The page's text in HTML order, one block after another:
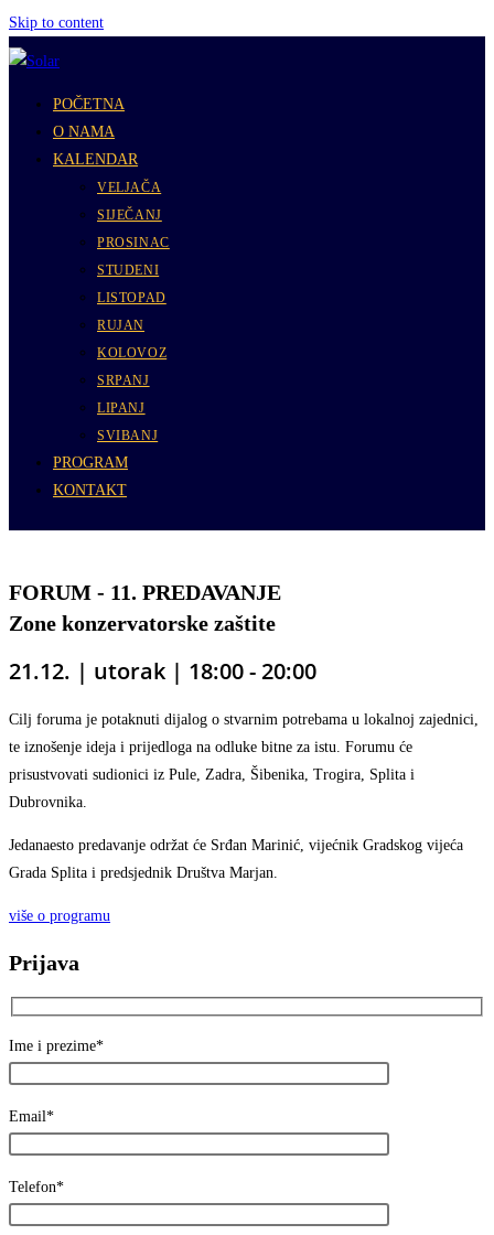
Skip to content
POČETNA
O NAMA
KALENDAR
VELJAČA
SIJEČANJ
PROSINAC
STUDENI
LISTOPAD
RUJAN
KOLOVOZ
SRPANJ
LIPANJ
SVIBANJ
PROGRAM
KONTAKT
FORUM - 11. PREDAVANJE
Zone konzervatorske zaštite
21.12. | utorak | 18:00 - 20:00
Cilj foruma je potaknuti dijalog o stvarnim potrebama u lokalnoj zajednici,
te iznošenje ideja i prijedloga na odluke bitne za istu. Forumu će
prisustvovati sudionici iz Pule, Zadra, Šibenika, Trogira, Splita i
Dubrovnika.
Jedanaesto predavanje održat će Srđan Marinić vijećnik Gradskog vijeća
Grada Splita i predsjednik Društva Marjan.
više o programu
Prijava
Ime i prezime*
Email*
Telefon*